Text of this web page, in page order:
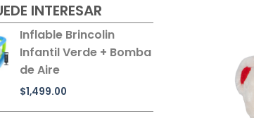
INTERESAR
Inflable Brincolin
Infantil Verde + Bomba
de Aire
$1,499.00